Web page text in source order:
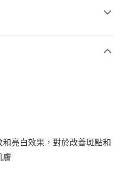
亮白效果，對於改善斑點和
膚